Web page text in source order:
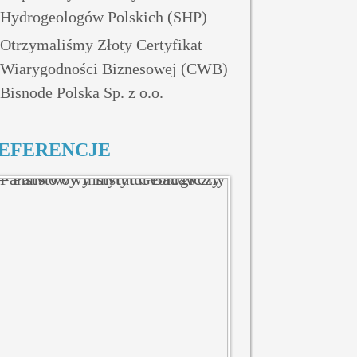
Hydrogeologów Polskich (SHP)
Otrzymaliśmy Złoty Certyfikat
Wiarygodności Biznesowej (CWB)
Bisnode Polska Sp. z o.o.